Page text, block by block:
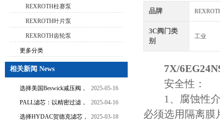
REXROTH柱赛泵
REXROTH叶片泵
REXROTH齿轮泵
更多分类
相关新闻 News
选择美国Beswick减压阀，
提升流体系统效率
2025-05-16
PALL滤芯：以精密过滤，
为工业流体筑起“隐形安全
2025-04-16
选择HYDAC贺德克滤芯，
2025-03-18
品牌
3C阀门类
别
工业
7X/
安全性：
1、腐蚀性介
必须选用隔离膜